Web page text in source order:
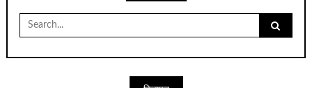
Search
for: